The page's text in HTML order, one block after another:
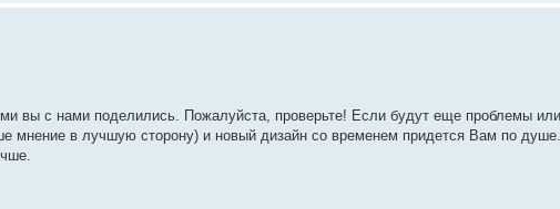
вы с нами поделились. Пожалуйста, проверьте! Если будут еще проблемы
мнение в лучшую сторону) и новый дизайн со временем придется Вам по